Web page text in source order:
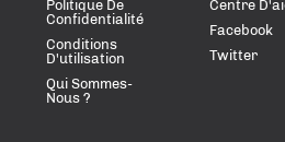
Politique De
Confidentialité
Conditions
D'utilisation
Qui Sommes-
Nous ?
Centre
Facebook
Twitter